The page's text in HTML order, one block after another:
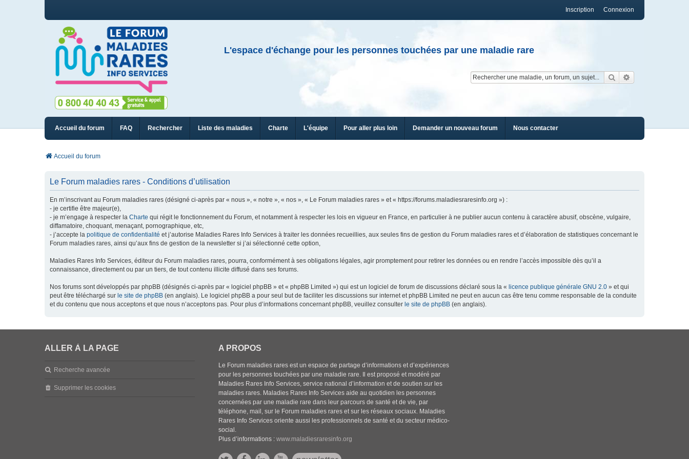
Connexion
Inscription
L'espace d'échange pour les personnes touchées par une maladie rare
Rechercher
Accueil du forum FAQ Rechercher Liste des maladies Charte L'équipe Pour aller plus loin Demander un nouveau forum Nous contacter
Accueil du forum
Le Forum maladies rares - Conditions d’utilisation
En m’inscrivant au Forum maladies rares (désigné ci-après par « nous », « notre », « nos », « Le Forum maladies rares » et « https://forums.maladiesraresinfo.org ») :
- je certifie être majeur(e),
- je m’engage à respecter la Charte qui régit le fonctionnement du Forum, et notamment à respecter les lois en vigueur en France, en particulier à ne publier aucun contenu à caractère abusif, obscène, vulgaire,
diffamatoire, choquant, menaçant, pornographique, etc,
- j’accepte la politique de confidentialité et j’autorise Maladies Rares Info Services à traiter les données recueillies, aux seules fins de gestion du Forum maladies rares et d’élaboration de statistiques concernant le
Forum maladies rares, ainsi qu’aux fins de gestion de la newsletter si j’ai sélectionné cette option,
Maladies Rares Info Services, éditeur du Forum maladies rares, pourra, conformément à ses obligations légales, agir promptement pour retirer les données ou en rendre l’accès impossible dès qu’il a
connaissance, directement ou par un tiers, de tout contenu illicite diffusé dans ses forums.
Nos forums sont développés par phpBB (désignés ci-après par « logiciel phpBB » et « phpBB Limited ») qui est un logiciel de forum de discussions déclaré sous la « licence publique générale GNU 2.0 » et qui
peut être téléchargé sur le site de phpBB (en anglais). Le logiciel phpBB a pour seul but de faciliter les discussions sur internet et phpBB Limited ne peut en aucun cas être tenu comme responsable de la conduite
et du contenu que nous acceptons et que nous n’acceptons pas. Pour plus d’informations concernant phpBB, veuillez consulter le site de phpBB (en anglais).
ALLER À LA PAGE
Recherche avancée
Supprimer les cookies
A PROPOS
Le Forum maladies rares est un espace de partage d’informations et d’expériences
pour les personnes touchées par une maladie rare. Il est proposé et modéré par
Maladies Rares Info Services, service national d’information et de soutien sur les
maladies rares. Maladies Rares Info Services aide au quotidien les personnes
concernées par une maladie rare dans leur parcours de santé et de vie, par
téléphone, mail, sur le Forum maladies rares et sur les réseaux sociaux. Maladies
Rares Info Services oriente aussi les professionnels de santé et du secteur médico-
social.
Plus d’informations :www.maladiesraresinfo.org